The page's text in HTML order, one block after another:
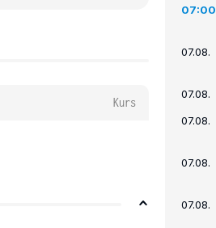
Kurs
07:00
07.08.
07.08.
07.08.
07.08.
07.08.